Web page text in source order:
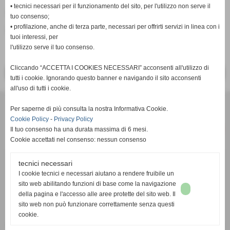
Fonte:Area Tecnica
inserisci un nuovo commento
c/o Studio Commerciale Cambi Toscano - Via Renato Fucini 49 -
56100 Pisa (PI) - P.I. 02050770508
email:info@pisarrc.it- pec: pisarrc@pec.it
• tecnici necessari per il funzionamento del sito, per l'utilizzo non serve il
tuo consenso;
• profilazione, anche di terza parte, necessari per offrirti servizi in linea con i
tuoi interessi, per
l'utilizzo serve il tuo consenso.
Cliccando “ACCETTA I COOKIES NECESSARI” acconsenti all'utilizzo di
tutti i cookie. Ignorando questo banner e navigando il sito acconsenti
all'uso di tutti i cookie.
Per saperne di più consulta la nostra Informativa Cookie.
Cookie Policy - Privacy Policy
Il tuo consenso ha una durata massima di 6 mesi.
Cookie accettati nel consenso: nessun consenso
tecnici necessari
I cookie tecnici e necessari aiutano a rendere fruibile un
sito web abilitando funzioni di base come la navigazione
della pagina e l'accesso alle aree protette del sito web. Il
sito web non può funzionare correttamente senza questi
cookie.